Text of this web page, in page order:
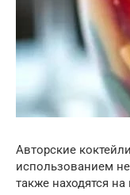
Авторские
использованием
также находятся